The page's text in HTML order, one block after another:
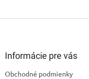
Informácie pre vás
Obchodné podmienky